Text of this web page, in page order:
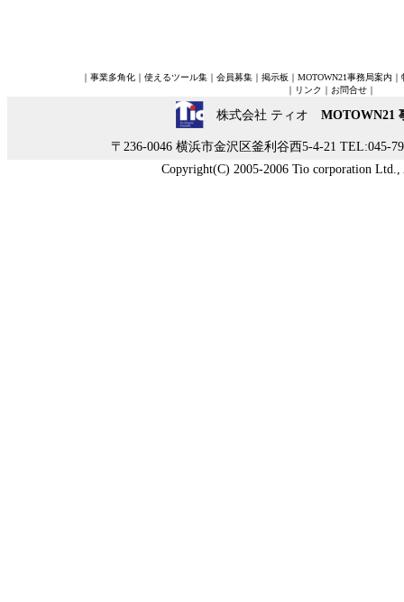
｜ 事業多角化 ｜ 使えるツール集 ｜ 会員募集 ｜ 掲示板 ｜ MOTOWN21事務局案内 ｜
｜ リンク ｜ お問合せ ｜
株式会社 ティオ MOTOWN21
〒236-0046 横浜市金沢区釜利谷西5-4-21 TEL:045-
Copyright(C) 2005-2006 Tio corporation